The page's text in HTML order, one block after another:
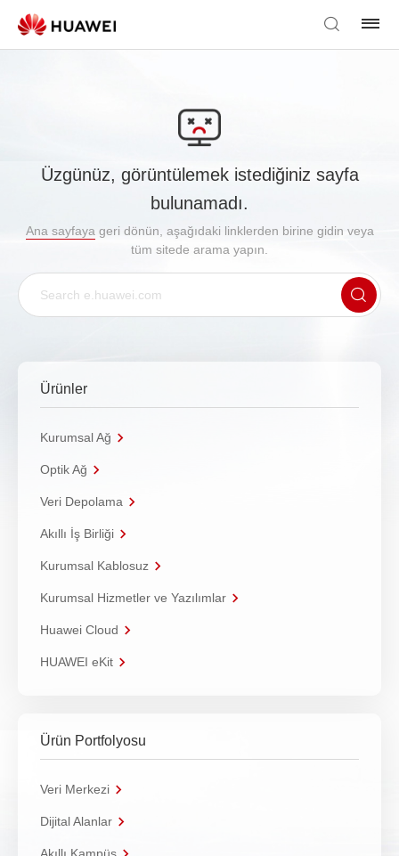
Üzgünüz, görüntülemek istediğiniz sayfa
bulunamadı.
Ana sayfaya geri dönün, aşağıdaki linklerden birine gidin veya
tüm sitede arama yapın.
Ürünler
Kurumsal Ağ
Optik Ağ
Veri Depolama
Akıllı İş Birliği
Kurumsal Kablosuz
Kurumsal Hizmetler ve Yazılımlar
Huawei Cloud
HUAWEI eKit
Ürün Portfolyosu
Veri Merkezi
Dijital Alanlar